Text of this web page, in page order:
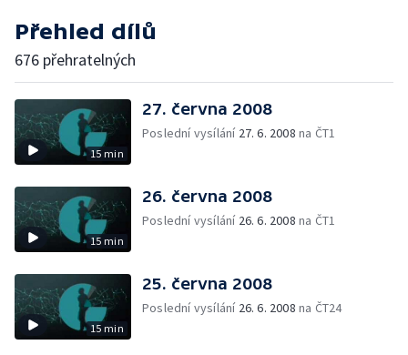
Přehled dílů
676 přehratelných
15 min
27. června 2008
Poslední vysílání 27. 6. 2008 na ČT1
15 min
26. června 2008
Poslední vysílání 26. 6. 2008 na ČT1
15 min
25. června 2008
Poslední vysílání 26. 6. 2008 na ČT24